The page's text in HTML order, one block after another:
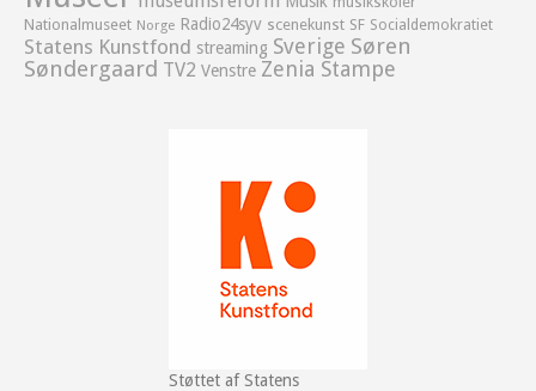
Nationalmuseet Norge Radio24syv scenekunst SF Socialdemokratiet
Statens Kunstfond streaming Sverige Søren
Søndergaard TV2 Venstre Zenia Stampe
Støttet af Statens